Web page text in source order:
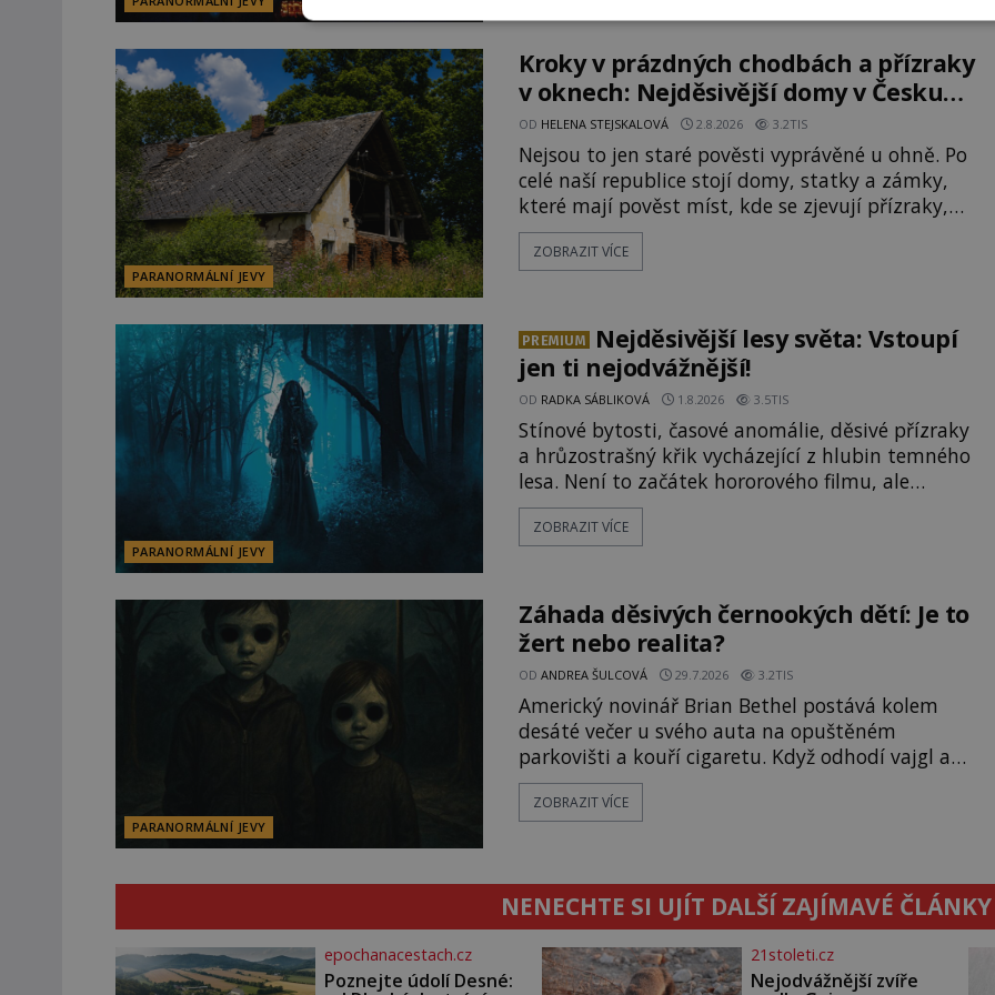
park navštíví kolem 17 000 000 zábavychtivých
lidí ročně. A ač je velká snaha to utajit, někteří z
PARANORMÁLNÍ JEVY
Kroky v prázdných chodbách a přízraky
v oknech: Nejděsivější domy v Česku
budí hrůzu
OD HELENA STEJSKALOVÁ 2.8.2026 3.2TIS
Nejsou to jen staré pověsti vyprávěné u ohně. Po
celé naší republice stojí domy, statky a zámky,
které mají pověst míst, kde se zjevují přízraky,
ozývají nevysvětlitelné zvuky nebo se dějí
podivné jevy. Zatímco historici většinou hledají
svědectví po celé generace. A právě tato opakující
se svědectví ud
ZOBRAZIT VÍCE
PARANORMÁLNÍ JEVY
PREMIUM
Nejděsivější lesy světa: Vstoupí
jen ti nejodvážnější!
OD RADKA SÁBLIKOVÁ 1.8.2026 3.5TIS
Stínové bytosti, časové anomálie, děsivé přízraky
a hrůzostrašný křik vycházející z hlubin temného
lesa. Není to začátek hororového filmu, ale
události, které popisují návštěvníci lesů, které
jsou označovány jako nejděsivější na světě. Lidé
A odvážili byste se je navštívit? [gallery ids="17
ZOBRAZIT VÍCE
PARANORMÁLNÍ JEVY
Záhada děsivých černookých dětí: Je to
žert nebo realita?
ODANDREA ŠULCOVÁ 29.7.2026 3.2TIS
Americký novinář Brian Bethel postává kolem
desáté večer u svého auta na opuštěném
parkovišti a kouří cigaretu. Když odhodí vajgl a
chystá se nastoupit do auta, přijdou k němu dva
mladí chlapci, kterým může být okolo 14 let.
zeptá se suverénně jeden z nich. P
ZOBRAZIT VÍCE
NENECHTE SI UJÍT DALŠÍ ZAJÍMAVÉ ČLÁNKY
epochanacestach.cz
Poznejte údolí Desné:
21stoleti.cz
Nejodvážnější zvíře